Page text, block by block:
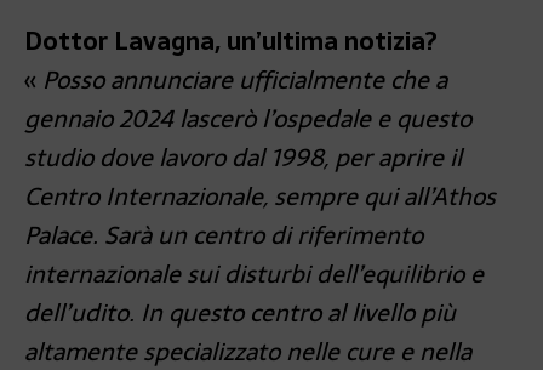
Dottor Lavagna, un’ultima notizia?
« Posso annunciare ufficialmente che a
gennaio 2024 lascerò l’ospedale e questo
studio dove lavoro dal 1998, per aprire il
Centro Internazionale, sempre qui all’Athos
Palace. Sarà un centro di riferimento
internazionale sui disturbi dell’equilibrio e
dell’udito. In questo centro al livello più
altamente specializzato nelle cure e nella